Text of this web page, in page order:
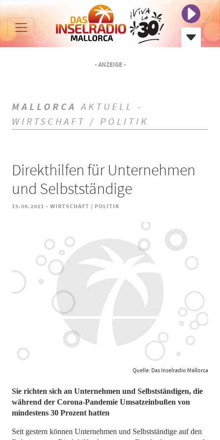
- ANZEIGE -
MALLORCA AKTUELL -
WIRTSCHAFT / POLITIK
Direkthilfen für Unternehmen
und Selbstständige
15.06.2021 - WIRTSCHAFT / POLITIK
Quelle: Das Inselradio Mallorca
Sie richten sich an Unternehmen und Selbstständigen, die
während der Corona-Pandemie Umsatzeinbußen von
mindestens 30 Prozent hatten
Seit gestern können Unternehmen und Selbstständige auf den